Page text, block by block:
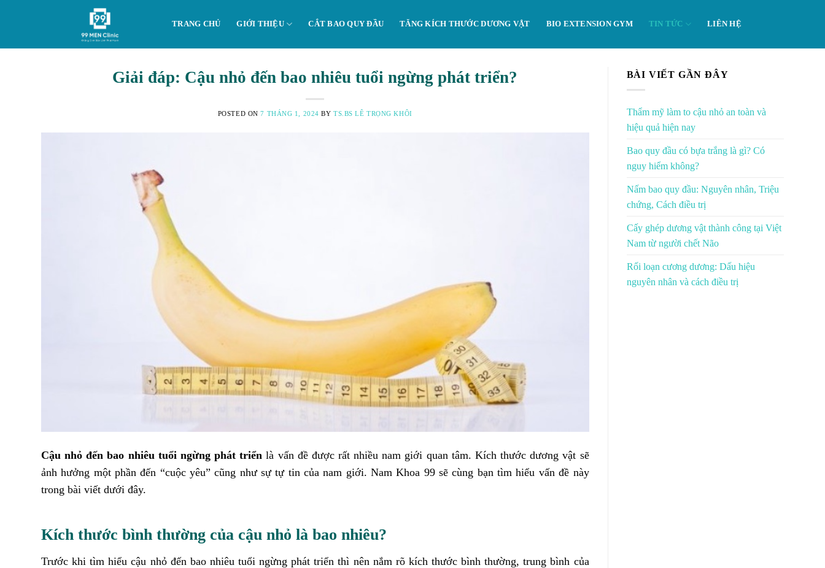
TRANG CHỦ GIỚI THIỆU CẮT BAO QUY ĐẦU TĂNG KÍCH THƯỚC DƯƠNG VẬT BIO EXTENSION GYM TIN TỨC LIÊN HỆ
Giải đáp: Cậu nhỏ đến bao nhiêu tuổi ngừng phát triển?
POSTED ON7 THÁNG 1, 2024 BYTS.BS LÊ TRỌNG KHÔI
Cậu nhỏ đến bao nhiêu tuổi ngừng phát triểnlà vấn đề được rất nhiều nam giới quan tâm. Kích thước dương vật sẽ
ảnh hưởng một phần đến “cuộc yêu” cũng như sự tự tin của nam giới. Nam Khoa 99 sẽ cùng bạn tìm hiểu vấn đề này
trong bài viết dưới đây.
Kích thước bình thường của cậu nhỏ là bao nhiêu?
Trước khi tìm hiểu cậu nhỏ đến bao nhiêu tuổi ngừng phát triển thì nên nắm rõ kích thước bình thường, trung bình của
BÀI VIẾT GẦN ĐÂY
Thẩm mỹ làm to cậu nhỏ an toàn và
hiệu quả hiện nay
Bao quy đầu có bựa trắng là gì? Có
nguy hiểm không?
Nấm bao quy đầu: Nguyên nhân, Triệu
chứng, Cách điều trị
Cấy ghép dương vật thành công tại Việt
Nam từ người chết Não
Rối loạn cương dương: Dấu hiệu
nguyên nhân và cách điều trị